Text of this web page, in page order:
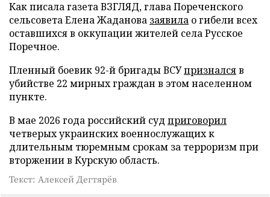
Как писала газета ВЗГЛЯД, глава Пореченского
сельсовета Елена Жаданова заявила о гибели всех
оставшихся в оккупации жителей села Русское
Поречное.
Пленный боевик 92-й бригады ВСУпризналсяв
убийстве 22 мирных граждан в этом населенном
пункте.
В мае 2026 года российский суд приговорил
четверых украинских военнослужащих к
длительным тюремным срокам за терроризм при
вторжении в Курскую область.
Текст: Алексей Дегтярёв